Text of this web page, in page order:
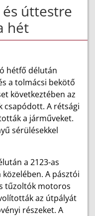
úttestre
hét
hétfő délután
a tolmácsi bekötő
következtében az
csapódott. A rétsági
a járműveket.
sérülésekkel
a 2123-as
A pásztói
tűzoltók motoros
az útpályát
részeket. A